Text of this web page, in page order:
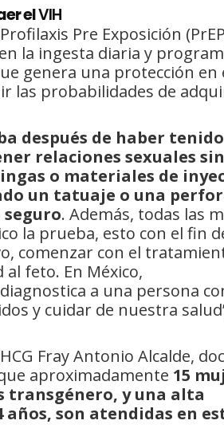
elVIH
Pre Exposición
la ingesta diaria y
genera una protección en
las probabilidades de
después de haber tenido
relaciones sexuales sin
o materiales de
un tatuaje o una
. Además, todas las
la prueba, esto con el fin
comenzar con el
feto. En México,
a una persona
y cuidar de nuestra
Fray Antonio Alcalde,
aproximadamente 15
transgénero, y una alta
años, son atendidas en